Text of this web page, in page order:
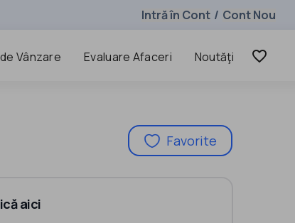
Intră în Cont / Cont Nou
Vânzare Evaluare Afaceri Noutăţi favorite_border
Favorite
aici